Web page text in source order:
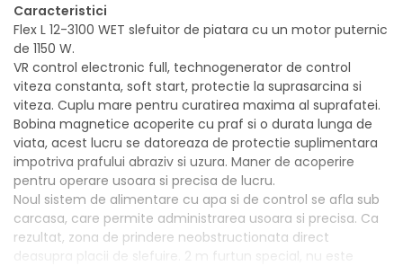
Caracteristici
Flex L 12-3100 WET slefuitor de piatara cu un motor puternic
de 1150 W.
VR control electronic full, technogenerator de control
viteza constanta, soft start, protectie la suprasarcina si
viteza. Cuplu mare pentru curatirea maxima al suprafatei.
Bobina magnetice acoperite cu praf si o durata lunga de
viata, acest lucru se datoreaza de protectie suplimentara
impotriva prafului abraziv si uzura. Maner de acoperire
pentru operare usoara si precisa de lucru.
Noul sistem de alimentare cu apa si de control se afla sub
carcasa, care permite administrarea usoara si precisa. Ca
rezultat, zona de prindere neobstructionata direct
deasupra placii de slefuire. 2 m furtun special, nu este